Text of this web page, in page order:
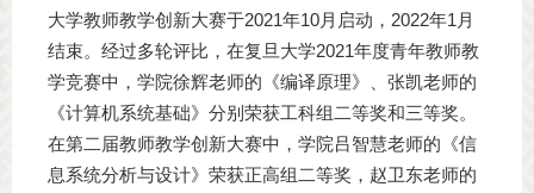
大学教师教学创新大赛于2021年10月启动，2022年1月
结束。经过多轮评比，在复旦大学2021年度青年教师教
学竞赛中，学院徐辉老师的《编译原理》、张凯老师的
《计算机系统基础》分别荣获工科组二等奖和三等奖。
在第二届教师教学创新大赛中，学院吕智慧老师的《信
息系统分析与设计》荣获正高组二等奖，赵卫东老师的